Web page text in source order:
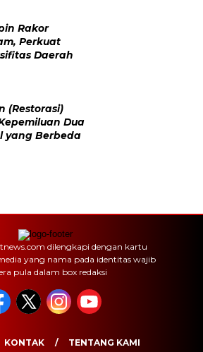
Rakor
Perkuat
Daerah
(Restorasi)
Dua
yang Berbeda
dilengkapi dengan kartu
yang nama pada identitas wajib
pula dalam box redaksi
KONTAK TENTANG KAMI